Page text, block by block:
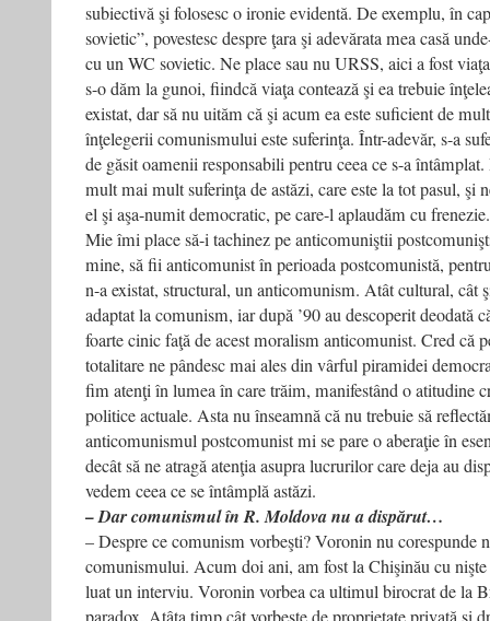
subiectivă şi folosesc o ironie evidentă. De exemplu, în
sovietic”, povestesc despre ţara şi adevărata mea casă
cu un WC sovietic. Ne place sau nu URSS, aici a fost
s-o dăm la gunoi, fiindcă viaţa contează şi ea trebuie
existat, dar să nu uităm că şi acum ea este suficient de
înţelegerii comunismului este suferinţa. Într-adevăr, s-a
de găsit oamenii responsabili pentru ceea ce s-a
mult mai mult suferinţa de astăzi, care este la tot pasul, şi
el şi aşa-numit democratic, pe care-l aplaudăm cu frenezie.
Mie îmi place să-i tachinez pe anticomuniştii
mine, să fii anticomunist în perioada postcomunistă,
n-a existat, structural, un anticomunism. Atât cultural, cât
adaptat la comunism, iar după ’90 au descoperit deodată
foarte cinic faţă de acest moralism anticomunist. Cred că
totalitare ne pândesc mai ales din vârful piramidei
fim atenţi în lumea în care trăim, manifestând o atitudine
politice actuale. Asta nu înseamnă că nu trebuie să
anticomunismul postcomunist mi se pare o aberaţie în
decât să ne atragă atenţia asupra lucrurilor care deja au
vedem ceea ce se întâmplă astăzi.
– Dar comunismul în R. Moldova nu a dispărut…
– Despre ce comunism vorbeşti? Voronin nu corespunde
comunismului. Acum doi ani, am fost la Chişinău cu
luat un interviu. Voronin vorbea ca ultimul birocrat de la